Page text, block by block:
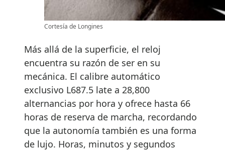
Cortesía de Longines
Más allá de la superficie, el reloj
encuentra su razón de ser en su
mecánica. El calibre automático
exclusivo L687.5 late a 28,800
alternancias por hora y ofrece hasta 66
horas de reserva de marcha, recordando
que la autonomía también es una forma
de lujo. Horas, minutos y segundos